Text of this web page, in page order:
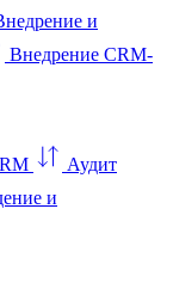
и
Внедрение CRM-
Аудит
и